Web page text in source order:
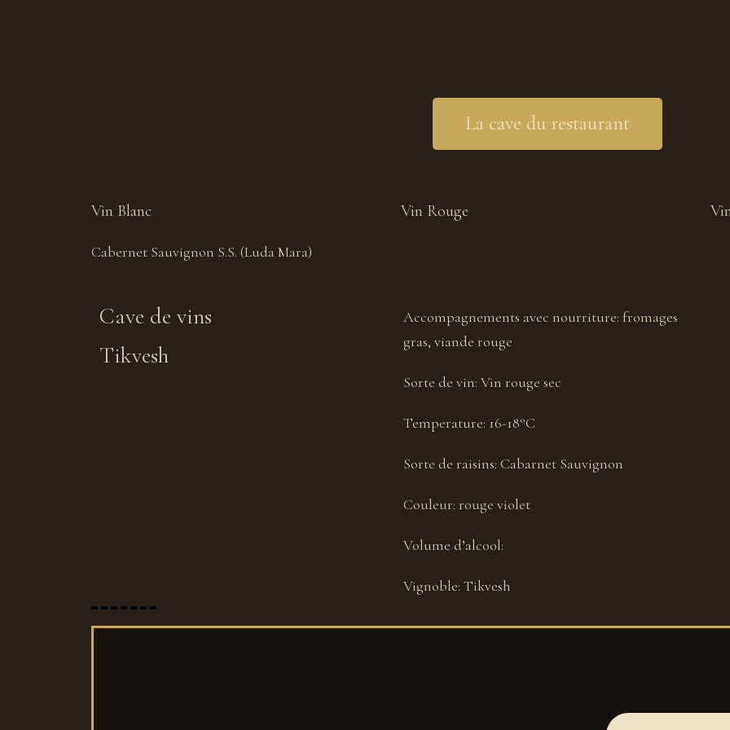
La cave du restaurant
Vin Blanc Vin Rouge
Cabernet Sauvignon S.S. (Luda Mara)
Cave de vins
Tikvesh
Accompagnements avec nourriture: fromages
gras, viande rouge
Sorte de vin:Vin rouge sec
Temperature: 16-18°С
Sorte de raisins:Cabarnet Sauvignon
Couleur:rouge violet
Volume d’alcool:
Vignoble:Tikvesh